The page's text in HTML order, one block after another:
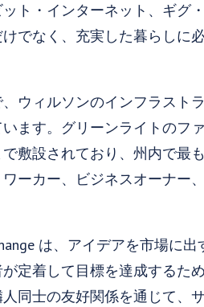
ト・インターネット、ギグ
でなく、充実した暮らしに
ウィルソンのインフラスト
ます。グリーンライトのフ
敷設されており、州内で最
ーカー、ビジネスオーナー
は、アイデアを市場に
定着して目標を達成するた
同士の友好関係を通じて、